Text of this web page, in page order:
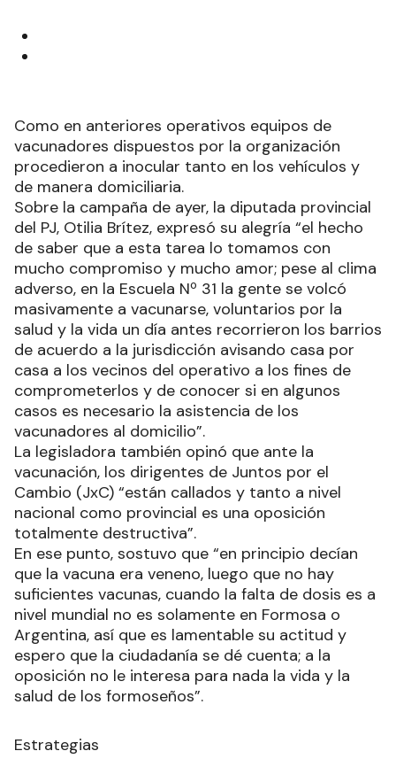
Como en anteriores operativos equipos de
vacunadores dispuestos por la organización
procedieron a inocular tanto en los vehículos y
de manera domiciliaria.
Sobre la campaña de ayer, la diputada provincial
del PJ, Otilia Brítez, expresó su alegría “el hecho
de saber que a esta tarea lo tomamos con
mucho compromiso y mucho amor; pese al clima
adverso, en la Escuela Nº 31 la gente se volcó
masivamente a vacunarse, voluntarios por la
salud y la vida un día antes recorrieron los barrios
de acuerdo a la jurisdicción avisando casa por
casa a los vecinos del operativo a los fines de
comprometerlos y de conocer si en algunos
casos es necesario la asistencia de los
vacunadores al domicilio”.
La legisladora también opinó que ante la
vacunación, los dirigentes de Juntos por el
Cambio (JxC) “están callados y tanto a nivel
nacional como provincial es una oposición
totalmente destructiva”.
En ese punto, sostuvo que “en principio decían
que la vacuna era veneno, luego que no hay
suficientes vacunas, cuando la falta de dosis es a
nivel mundial no es solamente en Formosa o
Argentina, así que es lamentable su actitud y
espero que la ciudadanía se dé cuenta; a la
oposición no le interesa para nada la vida y la
salud de los formoseños”.
Estrategias